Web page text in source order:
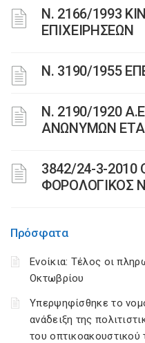
Ν. 2166/1993
ΕΠΙΧΕΙΡΗΣΕΩΝ
Ν. 3190/1955
Ν. 2190/1920
ΑΝΩΝΥΜΩΝ
3842/24-3-2010
ΦΟΡΟΛΟΓΙΚΟΣ
Πρόσφατα
Ενοίκια: Τέλος οι
Οκτωβρίου
Υπερψηφίσθηκε το
ανάδειξη της
του οπτικοακουστικού